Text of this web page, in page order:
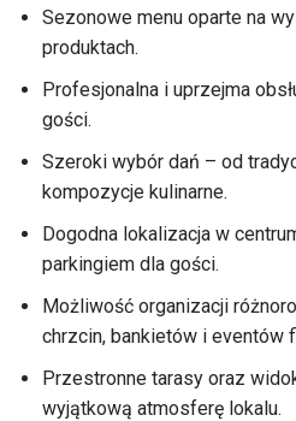
Sezonowe menu oparte na
produktach.
Profesjonalna i uprzejma
gości.
Szeroki wybór dań – od
kompozycje kulinarne.
Dogodna lokalizacja w
parkingiem dla gości.
Możliwość organizacji
chrzcin, bankietów i eventów
Przestronne tarasy oraz
wyjątkową atmosferę lokalu.